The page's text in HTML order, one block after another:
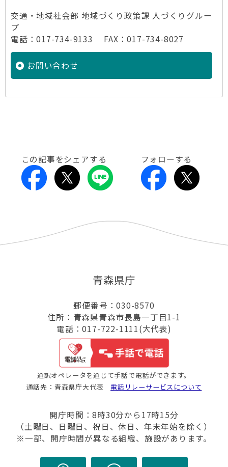
交通・地域社会部 地域づくり政策課 人づくりグルー
プ
電話：017-734-9133 FAX：017-734-8027
お問い合わせ
この記事をシェアする フォローする
青森県庁
郵便番号：030-8570
住所：青森県青森市長島一丁目1-1
電話：017-722-1111(大代表)
通訳オペレータを通じて手話で電話ができます。
通話先：青森県庁大代表 電話リレーサービスについて
開庁時間：8時30分から17時15分
（土曜日、日曜日、祝日、休日、年末年始を除く）
※一部、開庁時間が異なる組織、施設があります。